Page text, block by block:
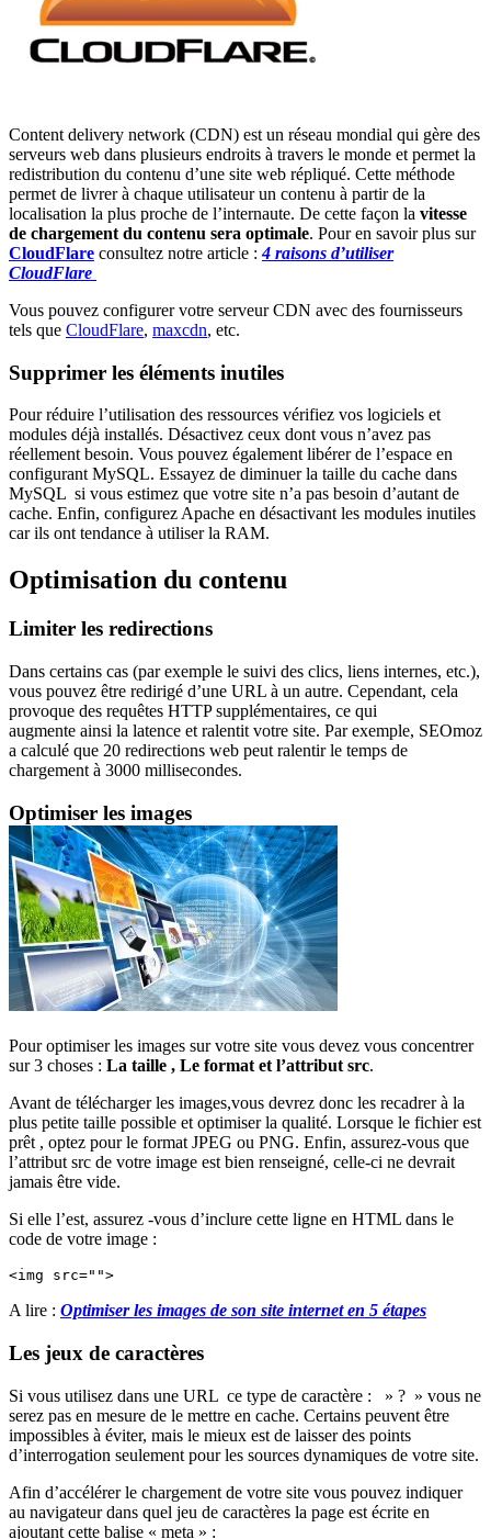
Content delivery network (CDN) est un réseau mondial qui gère des
serveurs web dans plusieurs endroits à travers le monde et permet la
redistribution du contenu d’une site web répliqué. Cette méthode
permet de livrer à chaque utilisateur un contenu à partir de la
localisation la plus proche de l’internaute. De cette façon la vitesse
de chargement du contenu sera optimale. Pour en savoir plus sur
CloudFlare consultez notre article :4 raisons d’utiliser
CloudFlare
Vous pouvez configurer votre serveur CDN avec des fournisseurs
tels que CloudFlare, maxcdn, etc.
Supprimer les éléments inutiles
Pour réduire l’utilisation des ressources vérifiez vos logiciels et
modules déjà installés. Désactivez ceux dont vous n’avez pas
réellement besoin. Vous pouvez également libérer de l’espace en
configurant MySQL. Essayez de diminuer la taille du cache dans
MySQL si vous estimez que votre site n’a pas besoin d’autant de
cache. Enfin, configurez Apache en désactivant les modules inutiles
car ils ont tendance à utiliser la RAM.
Optimisation du contenu
Limiter les redirections
Dans certains cas (par exemple le suivi des clics, liens internes, etc.),
vous pouvez être redirigé d’une URL à un autre. Cependant, cela
provoque des requêtes HTTP supplémentaires, ce qui
augmente ainsi la latence et ralentit votre site. Par exemple, SEOmoz
a calculé que 20 redirections web peut ralentir le temps de
chargement à 3000 millisecondes.
Optimiser les images
Pour optimiser les images sur votre site vous devez vous concentrer
sur 3 choses : La taille , Le format et l’attribut src.
Avant de télécharger les images,vous devrez donc les recadrer à la
plus petite taille possible et optimiser la qualité. Lorsque le fichier est
prêt , optez pour le format JPEG ou PNG. Enfin, assurez-vous que
l’attribut src de votre image est bien renseigné, celle-ci ne devrait
jamais être vide.
Si elle l’est, assurez -vous d’inclure cette ligne en HTML dans le
code de votre image :
A lire : Optimiser les images de son site internet en 5 étapes
Les jeux de caractères
Si vous utilisez dans une URL ce type de caractère : » ? » vous ne
serez pas en mesure de le mettre en cache. Certains peuvent être
impossibles à éviter, mais le mieux est de laisser des points
d’interrogation seulement pour les sources dynamiques de votre site.
Afin d’accélérer le chargement de votre site vous pouvez indiquer
au navigateur dans quel jeu de caractères la page est écrite en
ajoutant cette balise « meta » :